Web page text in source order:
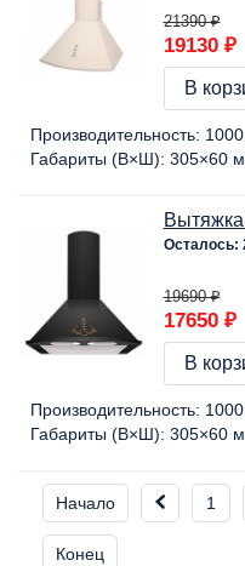
21390 ₽
19130 ₽
В
Производительность:
Габариты (В×Ш): 305×60
Осталось:
19690 ₽
17650 ₽
В
Производительность:
Габариты (В×Ш): 305×60
Начало 1
Конец